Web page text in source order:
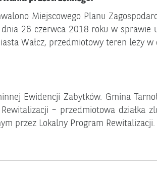
Miejscowego Planu
26 czerwca 2018 roku w
Wałcz, przedmiotowy teren leży w
Ewidencji Zabytków. Gmina
– przedmiotowa działka
przez Lokalny Program Rewitalizacji.